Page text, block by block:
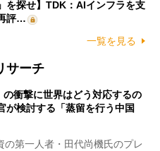
を探せ】TDK：AIインフラを支
評…
一覧を見る
サーチ
衝撃に世界はどう対応するの
検討する「蒸留を行う中国
第一人者・田代尚機氏のプレ